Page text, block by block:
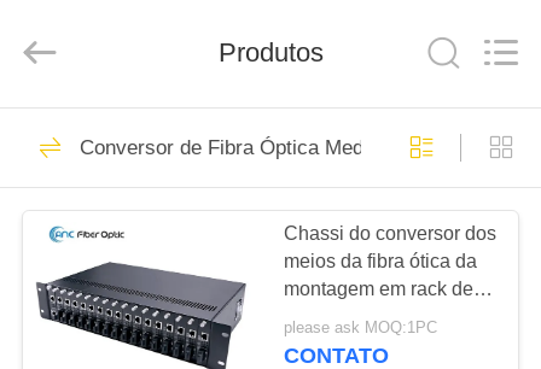
CASA
PRODUTOS
SOBRE
NÓS
2019
All
Reserved.
Developed
Mpo Cabo de fibra
óptica
Produtos
Conversor de Fibra Óptica Media
Chassi do conversor dos
meios da fibra ótica da
montagem em rack de
FTTX entalhes de 19
polegadas 2U 14 ou 16
please ask MOQ:1PC
CONTATO